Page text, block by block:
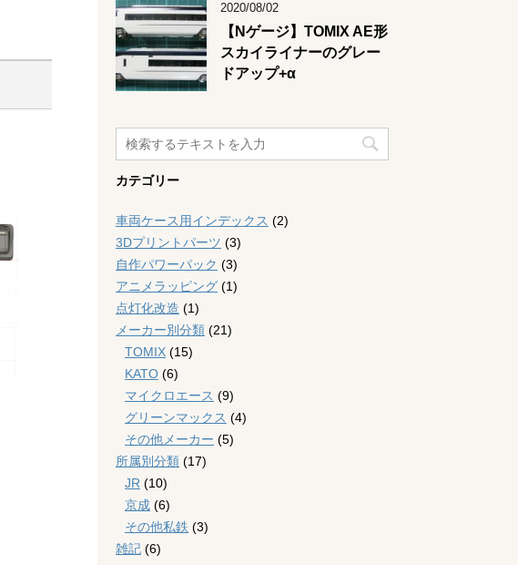
2020/08/02
【Nゲージ】TOMIX AE形
スカイライナーのグレー
ドアップ+α
カテゴリー
車両ケース用インデックス (2)
3Dプリントパーツ (3)
自作パワーパック (3)
アニメラッピング (1)
点灯化改造 (1)
メーカー別分類 (21)
TOMIX (15)
KATO (6)
マイクロエース (9)
グリーンマックス (4)
その他メーカー (5)
所属別分類 (17)
JR (10)
京成 (6)
その他私鉄 (3)
雑記 (6)